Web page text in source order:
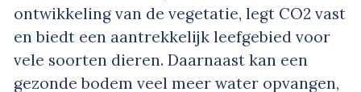
ontwikkeling van de vegetatie, legt CO2 vast
en biedt een aantrekkelijk leefgebied voor
vele soorten dieren. Daarnaast kan een
gezonde bodem veel meer water opvangen,